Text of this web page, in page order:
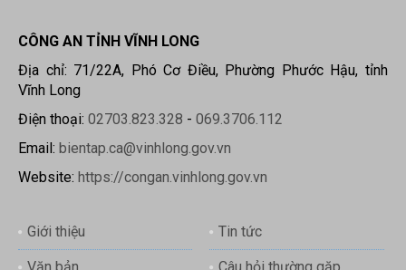
CÔNG AN TỈNH VĨNH LONG
Địa chỉ: 71/22A, Phó Cơ Điều, Phường Phước Hậu, tỉnh
Vĩnh Long
Điện thoại: 02703.823.328 - 069.3706.112
Email: bientap.ca@vinhlong.gov.vn
Website: https://congan.vinhlong.gov.vn
Giới thiệu Tin tức